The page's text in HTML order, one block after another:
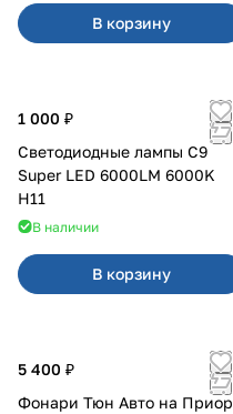
В корзину
1 000 ₽
Светодиодные лампы C9
Super LED 6000LM 6000K
H11
В наличии
В корзину
5 400 ₽
Фонари Тюн Авто на Приора